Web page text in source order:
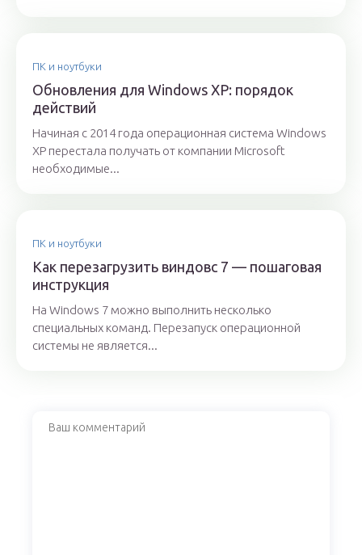
ПК и ноутбуки
Обновления для Windows ХP: порядок
действий
Начиная с 2014 года операционная система Windows
XP перестала получать от компании Microsoft
необходимые...
ПК и ноутбуки
Как перезагрузить виндовс 7 — пошаговая
инструкция
На Windows 7 можно выполнить несколько
специальных команд. Перезапуск операционной
системы не является...